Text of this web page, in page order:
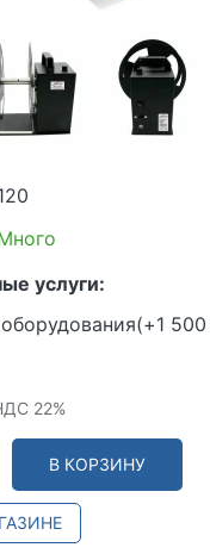
услуги:
1 500
22%
В КОРЗИНУ